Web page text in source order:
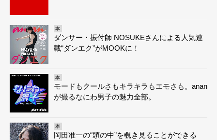
本
ダンサー・振付師 NOSUKEさんによる人気連
載“ダンエク”がMOOKに！
本
モードもクールさもキラキラもエモさも。anan
が撮るなにわ男子の魅力全部。
本
岡田准一の“頭の中”を覗き見ることができる